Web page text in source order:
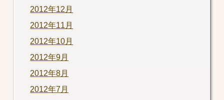
2012年12月
2012年11月
2012年10月
2012年9月
2012年8月
2012年7月